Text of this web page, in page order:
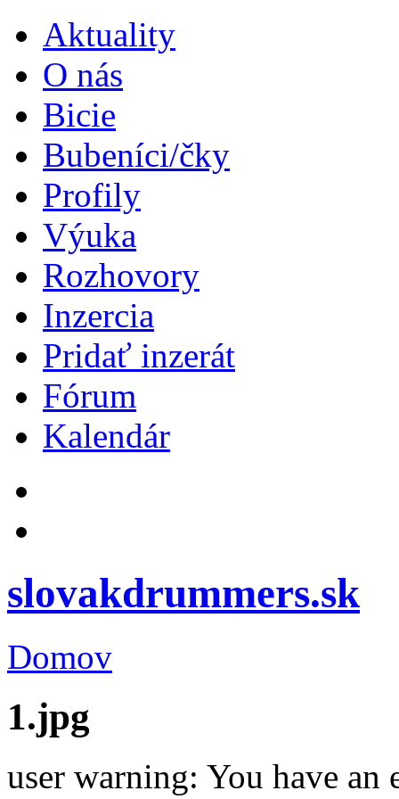
Aktuality
O nás
Bicie
Bubeníci/čky
Profily
Výuka
Rozhovory
Inzercia
Pridať inzerát
Fórum
Kalendár
slovakdrummers.sk
Domov
1.jpg
user warning: You have